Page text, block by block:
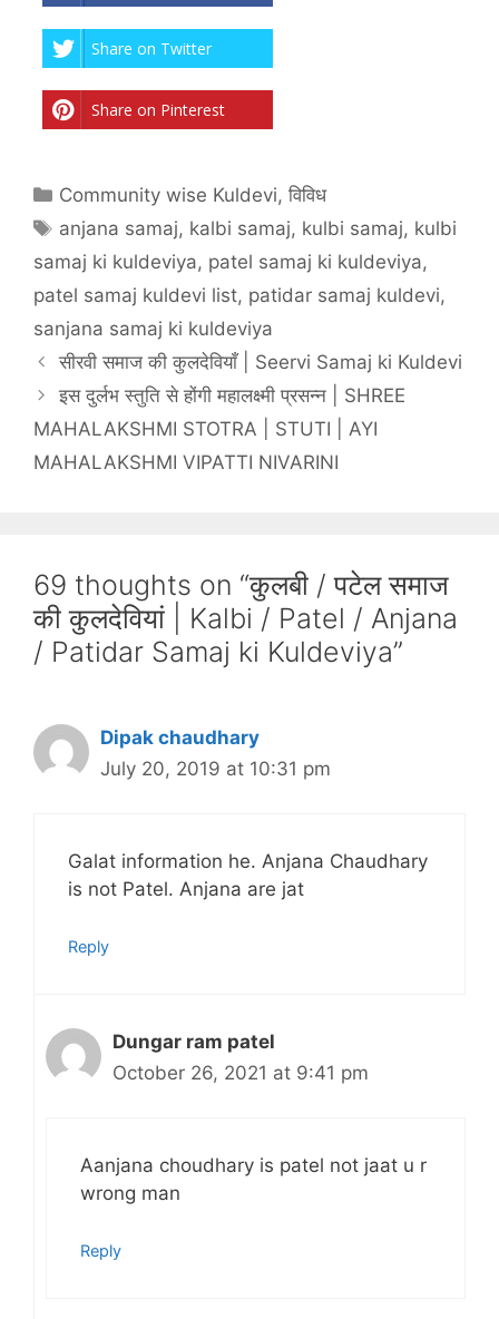
Share on Twitter
Share on Pinterest
Categories
Community wise Kuldevi,विविध
Tags
anjana samaj, kalbi samaj, kulbi samaj, kulbi
samaj ki kuldeviya, patel samaj ki kuldeviya,
patel samaj kuldevi list, patidar samaj kuldevi,
sanjana samaj ki kuldeviya
सीरवी समाज की कुलदेवियाँ | Seervi Samaj ki Kuldevi
इस दुर्लभ स्तुति से होंगी महालक्ष्मी प्रसन्न | SHREE
MAHALAKSHMI STOTRA | STUTI | AYI
MAHALAKSHMI VIPATTI NIVARINI
69 thoughts on “कुलबी / पटेल समाज
की कुलदेवियां | Kalbi / Patel / Anjana
/ Patidar Samaj ki Kuldeviya”
Dipak chaudhary
July 20, 2019 at 10:31 pm
Galat information he. Anjana Chaudhary
is not Patel. Anjana are jat
Reply
Dungar ram patel
October 26, 2021 at 9:41 pm
Aanjana choudhary is patel not jaat u r
wrong man
Reply